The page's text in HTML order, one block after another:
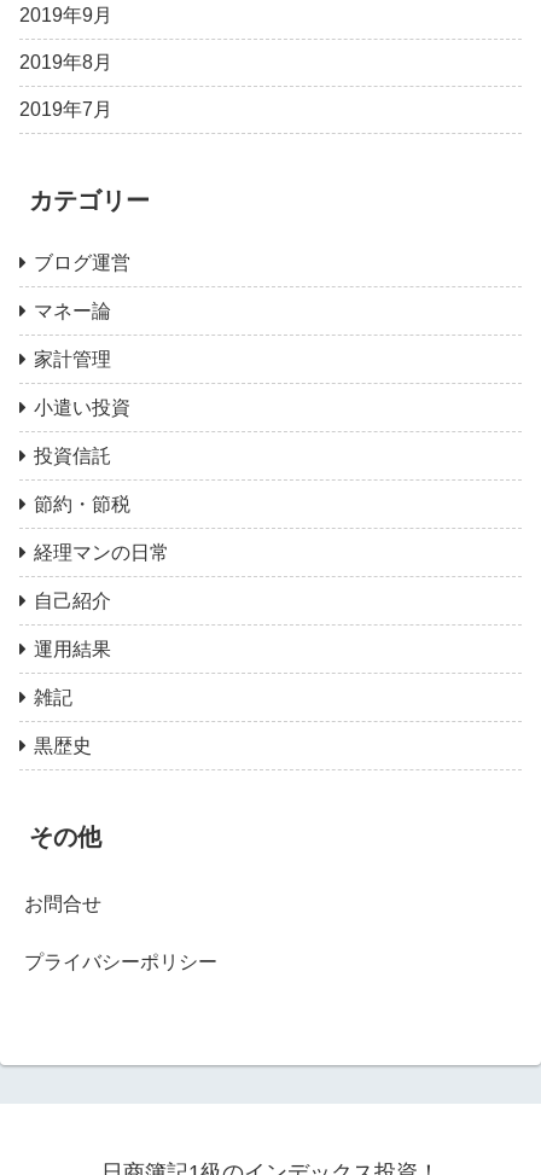
2019年9月
2019年8月
2019年7月
カテゴリー
ブログ運営
マネー論
家計管理
小遣い投資
投資信託
節約・節税
経理マンの日常
自己紹介
運用結果
雑記
黒歴史
その他
お問合せ
プライバシーポリシー